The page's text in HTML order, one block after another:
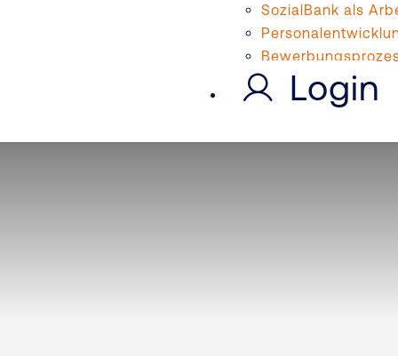
SozialBank als
Login